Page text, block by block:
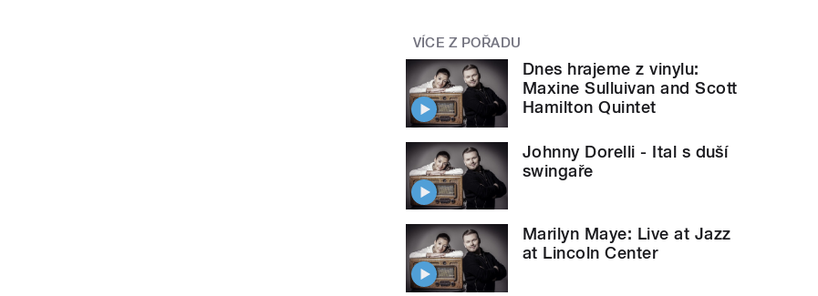
VÍCE Z POŘADU
Dnes hrajeme z vinylu:
Maxine Sulluivan and Scott
Hamilton Quintet
Johnny Dorelli - Ital s duší
swingaře
Marilyn Maye: Live at Jazz
at Lincoln Center